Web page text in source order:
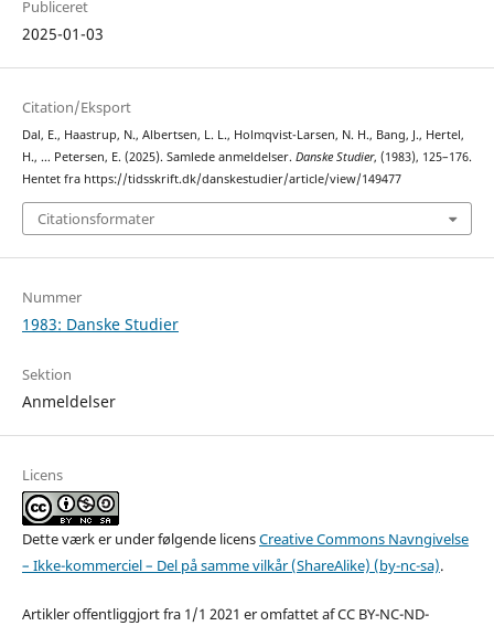
Publiceret
2025-01-03
Citation/Eksport
Dal, E., Haastrup, N., Albertsen, L. L., Holmqvist-Larsen, N. H., Bang, J., Hertel,
H., … Petersen, E. (2025). Samlede anmeldelser. Danske Studier, (1983), 125–176.
Hentet fra https://tidsskrift.dk/danskestudier/article/view/149477
Citationsformater
Nummer
1983: Danske Studier
Sektion
Anmeldelser
Licens
Dette værk er under følgende licensCreative Commons Navngivelse
– Ikke-kommerciel – Del på samme vilkår (ShareAlike) (by-nc-sa).
Artikler offentliggjort fra 1/1 2021 er omfattet af CC BY-NC-ND-